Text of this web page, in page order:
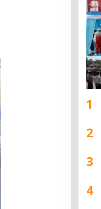
1
2
3
4